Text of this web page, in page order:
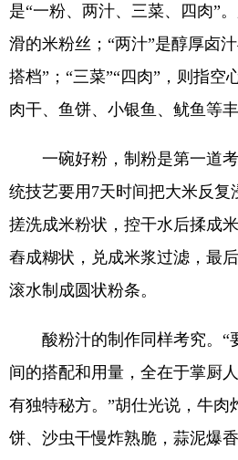
是“一粉、两汁、三菜、四肉”
滑的米粉丝；“两汁”是醇厚卤
搭档”；“三菜”“四肉”，则指空
肉干、鱼饼、小银鱼、鱿鱼等
一碗好粉，制粉是第一道考
统技艺要用7天时间把大米反复
搓洗成米粉状，控干水后揉成
舂成糊状，兑成米浆过滤，最
滚水制成圆状粉条。
酸粉汁的制作同样考究。“
间的搭配和用量，全在于掌厨
有独特秘方。”胡仕光说，牛肉
饼、沙虫干慢炸熟脆，蒜泥爆